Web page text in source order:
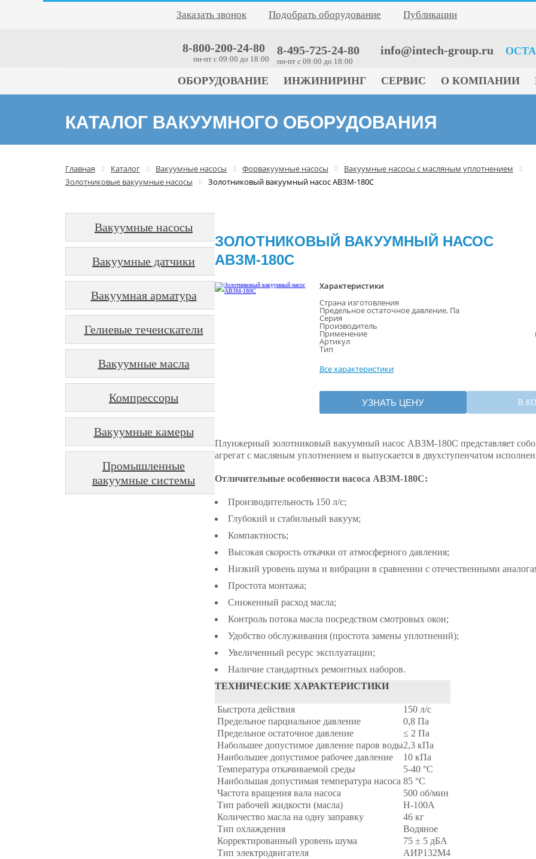
Заказать звонок Подобрать оборудование Публикации
8-800-200-24-80
пн-пт c 09:00 до 18:00
8-495-725-24-80
пн-пт c 09:00 до 18:00
info@intech-group.ru
ОБОРУДОВАНИЕ ИНЖИНИРИНГ СЕРВИС О КОМПАНИИ
КАТАЛОГ ВАКУУМНОГО ОБОРУДОВАНИЯ
Главная Каталог Вакуумные насосы Форвакуумные насосы
Вакуумные насосы с масляным уплотнением
Золотниковые вакуумные насосы
Золотниковый вакуумный насос АВЗМ-180С
Вакуумные насосы
Вакуумные датчики
Вакуумная арматура
Гелиевые течеискатели
Вакуумные масла
Компрессоры
Вакуумные камеры
Промышленные
вакуумные системы
ЗОЛОТНИКОВЫЙ ВАКУУМНЫЙ НАСОС
АВЗМ-180С
Характеристики
Страна изготовления
Предельное остаточное давление, Па
Серия
Производитель
Применение
Артикул
Тип
Все характеристики
УЗНАТЬ ЦЕНУ В
Плунжерный золотниковый вакуумный насос АВЗМ-180C представляет
агрегат с масляным уплотнением и выпускается в двухступенчатом
Отличительные особенности насоса АВЗМ-180С:
Производительность 150 л/с;
Глубокий и стабильный вакуум;
Компактность;
Высокая скорость откачки от атмосферного давления;
Низкий уровень шума и вибрации в сравнении с отечественными
Простота монтажа;
Сниженный расход масла;
Контроль потока масла посредством смотровых окон;
Удобство обслуживания (простота замены уплотнений);
Увеличенный ресурс эксплуатации;
Наличие стандартных ремонтных наборов.
ТЕХНИЧЕСКИЕ ХАРАКТЕРИСТИКИ
Быстрота действия
150 л/с
Предельное парциальное давление
0,8 Па
Предельное остаточное давление
≤ 2 Па
Набольшее допустимое давление паров воды2,3 кПа
Наибольшее допустимое рабочее давление
10 кПа
Температура откачиваемой среды
5-40 °С
Наибольшая допустимая температура насоса 85 °С
Частота вращения вала насоса
500 об/мин
Тип рабочей жидкости (масла)
Н-100А
Количество масла на одну заправку
46 кг
Тип охлаждения
Водяное
Корректированный уровень шума
75 ± 5 дБА
Тип электродвигателя
АИР132М4